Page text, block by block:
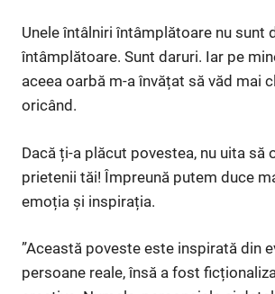
Unele întâlniri întâmplătoare nu sunt
întâmplătoare. Sunt daruri. Iar pe
aceea oarbă m-a învățat să văd mai
oricând.
Dacă ți-a plăcut povestea, nu uita să
prietenii tăi! Împreună putem duce
emoția și inspirația.
”Această poveste este inspirată din
persoane reale, însă a fost